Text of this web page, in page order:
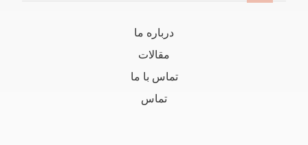
درباره ما
مقالات
تماس با ما
تماس